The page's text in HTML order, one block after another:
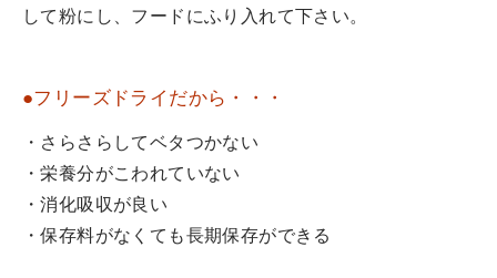
して粉にし、フードにふり入れて下さい。
●フリーズドライだから・・・
・さらさらしてベタつかない
・栄養分がこわれていない
・消化吸収が良い
・保存料がなくても長期保存ができる